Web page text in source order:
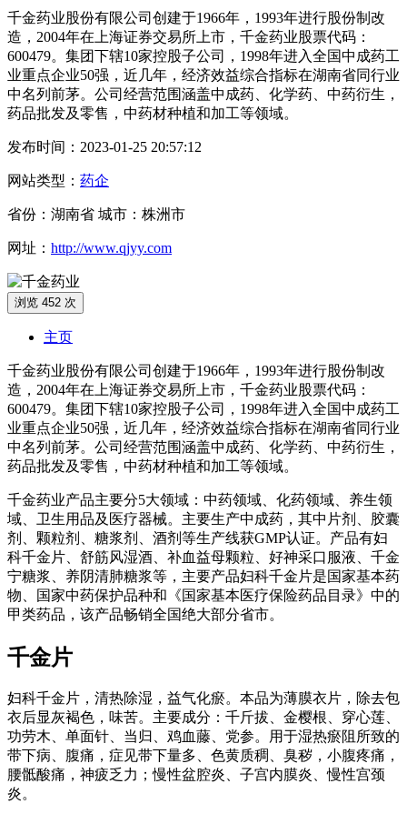
千金药业股份有限公司创建于1966年，1993年进行股份制改
造，2004年在上海证券交易所上市，千金药业股票代码：
600479。集团下辖10家控股子公司，1998年进入全国中成药工
业重点企业50强，近几年，经济效益综合指标在湖南省同行业
中名列前茅。公司经营范围涵盖中成药、化学药、中药衍生，
药品批发及零售，中药材种植和加工等领域。
发布时间：2023-01-25 20:57:12
网站类型： 药企
省份：湖南省 城市：株洲市
网址： http://www.qjyy.com
浏览 452 次
主页
千金药业股份有限公司创建于1966年，1993年进行股份制改
造，2004年在上海证券交易所上市，千金药业股票代码：
600479。集团下辖10家控股子公司，1998年进入全国中成药工
业重点企业50强，近几年，经济效益综合指标在湖南省同行业
中名列前茅。公司经营范围涵盖中成药、化学药、中药衍生，
药品批发及零售，中药材种植和加工等领域。
千金药业产品主要分5大领域：中药领域、化药领域、养生领
域、卫生用品及医疗器械。主要生产中成药，其中片剂、胶囊
剂、颗粒剂、糖浆剂、酒剂等生产线获GMP认证。产品有妇
科千金片、舒筋风湿酒、补血益母颗粒、好神采口服液、千金
宁糖浆、养阴清肺糖浆等，主要产品妇科千金片是国家基本药
物、国家中药保护品种和《国家基本医疗保险药品目录》中的
甲类药品，该产品畅销全国绝大部分省市。
千金片
妇科千金片，清热除湿，益气化瘀。本品为薄膜衣片，除去包
衣后显灰褐色，味苦。主要成分：千斤拔、金樱根、穿心莲、
功劳木、单面针、当归、鸡血藤、党参。用于湿热瘀阻所致的
带下病、腹痛，症见带下量多、色黄质稠、臭秽，小腹疼痛，
腰骶酸痛，神疲乏力；慢性盆腔炎、子宫内膜炎、慢性宫颈
炎。